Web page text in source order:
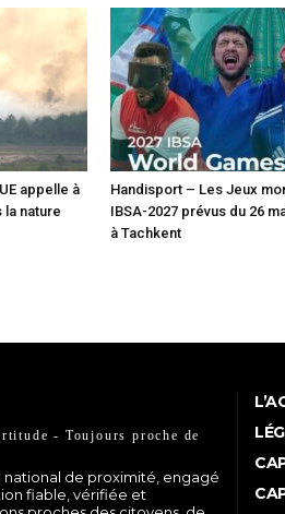
appelle à
la nature
Handisport – Les Jeux
IBSA-2027 prévus du 26
à Tachkent
- Toujours proche de
national de proximité, engagé
fiable, vérifiée et